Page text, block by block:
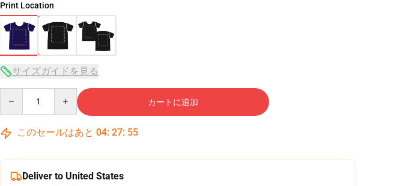
Print Location
サイズガイドを見る
カートに追加
このセールはあと 04: 27: 54
Deliver to United States